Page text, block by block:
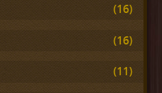
(16)
(16)
(11)